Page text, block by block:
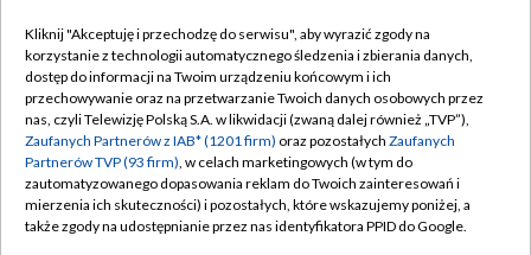
TVP
Abonament TVP
Emisja w TVP
Centrum informacji TVP
Naziemna Telewizja Cyfrowa
Regulamin TVP
Polityka prywatności
Moje zgody
Pomoc
Kliknij "Akceptuję i przechodzę do serwisu", aby wyrazić zgody na
korzystanie z technologii automatycznego śledzenia i zbierania danych,
dostęp do informacji na Twoim urządzeniu końcowym i ich
przechowywanie oraz na przetwarzanie Twoich danych osobowych przez
nas, czyli Telewizję Polską S.A. w likwidacji (zwaną dalej również „TVP”),
Zaufanych Partnerów z IAB* (1201 firm) oraz pozostałych Zaufanych
Partnerów TVP (93 firm), w celach marketingowych (w tym do
zautomatyzowanego dopasowania reklam do Twoich zainteresowań i
mierzenia ich skuteczności) i pozostałych, które wskazujemy poniżej, a
także zgody na udostępnianie przez nas identyfikatora PPID do Google.